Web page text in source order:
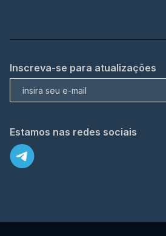
Inscreva-se para atualizações
Estamos nas redes sociais